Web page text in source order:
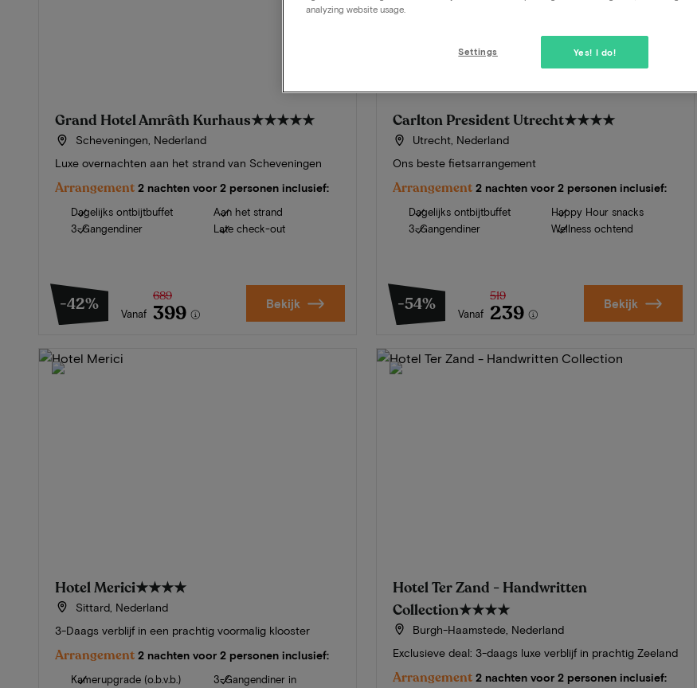
Grand Hotel Amrâth Kurhaus★★★★★
Scheveningen, Nederland
Luxe overnachten aan het strand van Scheveningen
Arrangement 2 nachten voor 2 personen inclusief:
Dagelijks ontbijtbuffet
3-Gangendiner
Aan het strand
Late check-out
-42% Vanaf
689
399 Bekijk
Carlton President Utrecht★★★★
Utrecht, Nederland
Ons beste fietsarrangement
Arrangement 2 nachten voor 2 personen inclusief:
Dagelijks ontbijtbuffet
3-Gangendiner
Happy Hour snacks
Wellness ochtend
-54% Vanaf
519
239 Bekijk
Hotel Merici★★★★
Sittard, Nederland
3-Daags verblijf in een prachtig voormalig klooster
Arrangement 2 nachten voor 2 personen inclusief:
Kamerupgrade (o.b.v.b.)
3-Gangendiner in
Hotel Ter Zand - Handwritten
Collection★★★★
Burgh-Haamstede, Nederland
Exclusieve deal: 3-daags luxe verblijf in prachtig Zeeland
Arrangement 2 nachten voor 2 personen inclusief:
analyzing website usage.
Yes! I do!
Settings